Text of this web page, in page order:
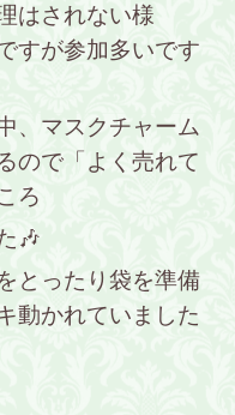
はされない様
すが参加多いです
、マスクチャーム
ので「よく売れて
ろ
🎶
とったり袋を準備
動かれていました